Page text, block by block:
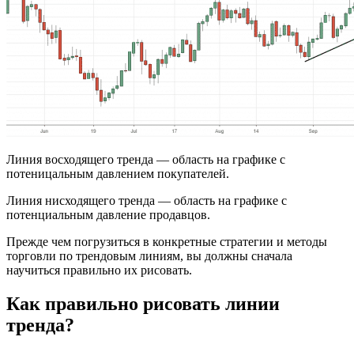
Линия восходящего тренда — область на графике с
потеницальным давлением покупателей.
Линия нисходящего тренда — область на графике с
потенциальным давление продавцов.
Прежде чем погрузиться в конкретные стратегии и методы
торговли по трендовым линиям, вы должны сначала
научиться правильно их рисовать.
Как правильно рисовать линии
тренда?